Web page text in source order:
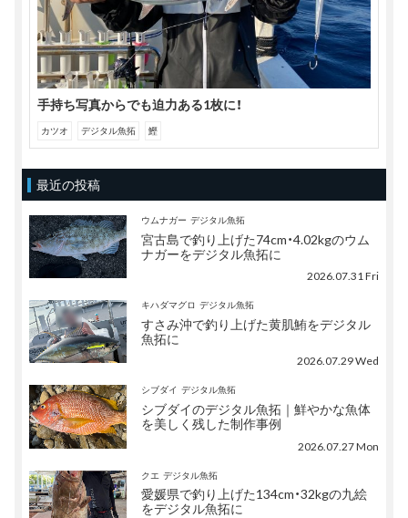
手持ち写真からでも迫力ある1枚に！
カツオ デジタル魚拓 鰹
最近の投稿
ウムナガー デジタル魚拓
宮古島で釣り上げた74cm・4.02kgのウム
ナガーをデジタル魚拓に
2026.07.31 Fri
キハダマグロ デジタル魚拓
すさみ沖で釣り上げた黄肌鮪をデジタル
魚拓に
2026.07.29 Wed
シブダイ デジタル魚拓
シブダイのデジタル魚拓｜鮮やかな魚体
を美しく残した制作事例
2026.07.27 Mon
クエ デジタル魚拓
愛媛県で釣り上げた134cm・32kgの九絵
をデジタル魚拓に